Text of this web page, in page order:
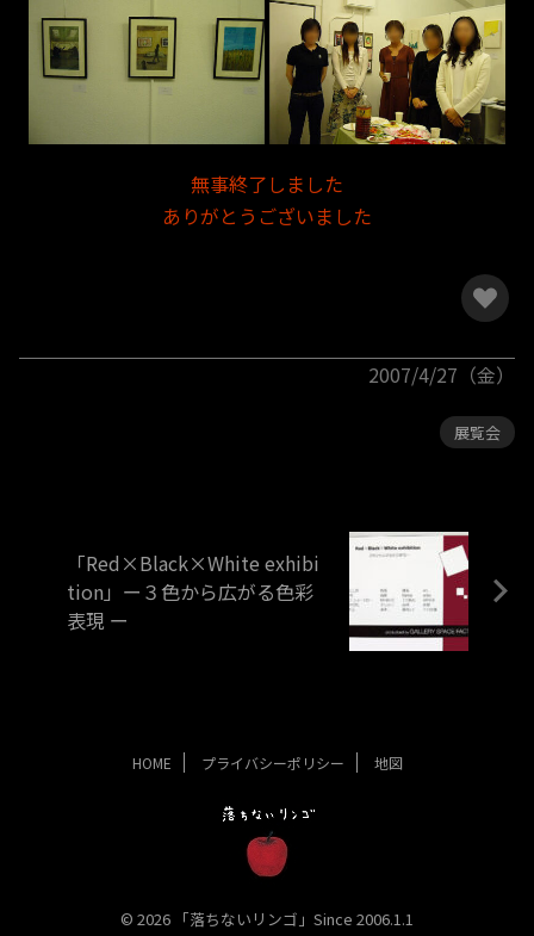
無事終了しました
ありがとうございました
2007/4/27（金）
展覧会
「Red×Black×White exhibi
tion」ー３色から広がる色彩
表現 ー
HOME プライバシーポリシー 地図
© 2026 「落ちないリンゴ」Since 2006.1.1